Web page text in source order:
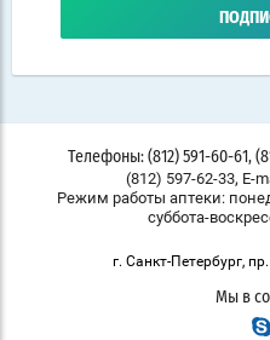
Телефоны: (812) 591-60-61,
(812) 597-62-33, E-
Режим работы аптеки:
суббота-
г. Санкт-Петербург,
Мы в